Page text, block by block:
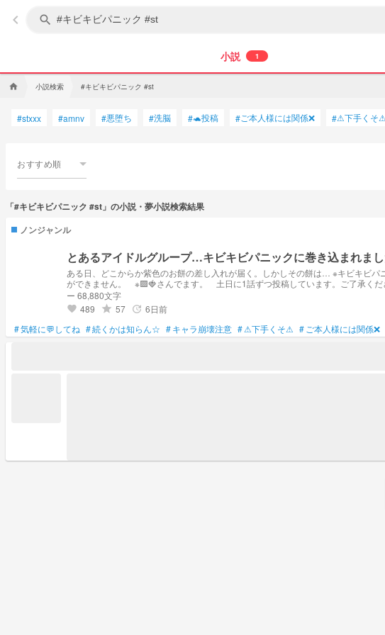
keyboard_arrow_left search
小説 1
home 小説検索 #キビキビパニック #st
#stxxx #amnv #悪堕ち #洗脳 #🐢投稿 #ご本人様には関係❌ #⚠下手くそ⚠
おすすめ順
「#キビキビパニック #st」の小説・夢小説検索結果
ノンジャンル
とあるアイドルグループ…キビキビパニックに巻き込まれま
ある日、どこからか紫色のお餅の差し入れが届く。しかしその餅は… ※キビキビパニックとは、ポケモンSVの番外編です。詳しくは調べてみてくださいな ※⬜️⚔️さん、snxt・trxpの皆さんは作者の都合（知識不足）により出すこと
ができません。 ※🟪🍓さんでます。 土日に1話ずつ投稿しています。ご了承くだ
ー 68,880文字
favorite 489 grade 57 update 6日前
#気軽に💬してね #続くかは知らん☆ #キャラ崩壊注意 #⚠下手くそ⚠ # ご本人様には関係❌